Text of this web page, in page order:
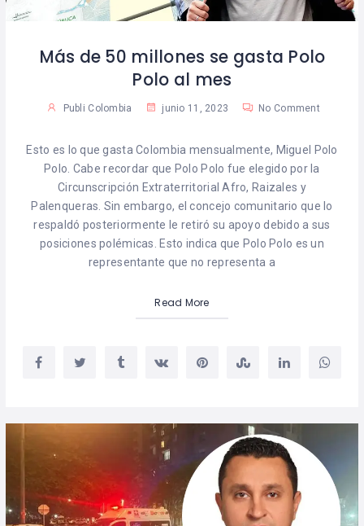
Más de 50 millones se gasta Polo
Polo al mes
Publi Colombia junio 11, 2023 No Comment
Esto es lo que gasta Colombia mensualmente, Miguel Polo
Polo. Cabe recordar que Polo Polo fue elegido por la
Circunscripción Extraterritorial Afro, Raizales y
Palenqueras. Sin embargo, el concejo comunitario que lo
respaldó posteriormente le retiró su apoyo debido a sus
posiciones polémicas. Esto indica que Polo Polo es un
representante que no representa a
Read More